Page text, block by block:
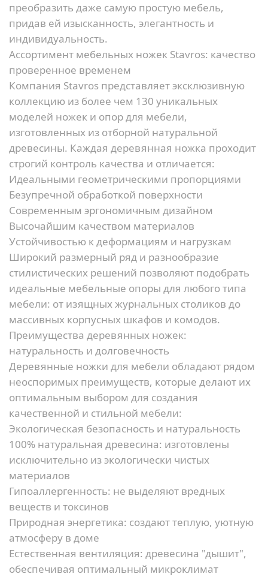
преобразить даже самую простую мебель,
придав ей изысканность, элегантность и
индивидуальность.
Ассортимент мебельных ножек Stavros: качество
проверенное временем
Компания Stavros представляет эксклюзивную
коллекцию из более чем 130 уникальных
моделей ножек и опор для мебели,
изготовленных из отборной натуральной
древесины. Каждая деревянная ножка проходит
строгий контроль качества и отличается:
Идеальными геометрическими пропорциями
Безупречной обработкой поверхности
Современным эргономичным дизайном
Высочайшим качеством материалов
Устойчивостью к деформациям и нагрузкам
Широкий размерный ряд и разнообразие
стилистических решений позволяют подобрать
идеальные мебельные опоры для любого типа
мебели: от изящных журнальных столиков до
массивных корпусных шкафов и комодов.
Преимущества деревянных ножек:
натуральность и долговечность
Деревянные ножки для мебели обладают рядом
неоспоримых преимуществ, которые делают их
оптимальным выбором для создания
качественной и стильной мебели:
Экологическая безопасность и натуральность
100% натуральная древесина: изготовлены
исключительно из экологически чистых
материалов
Гипоаллергенность: не выделяют вредных
веществ и токсинов
Природная энергетика: создают теплую, уютную
атмосферу в доме
Естественная вентиляция: древесина "дышит",
обеспечивая оптимальный микроклимат